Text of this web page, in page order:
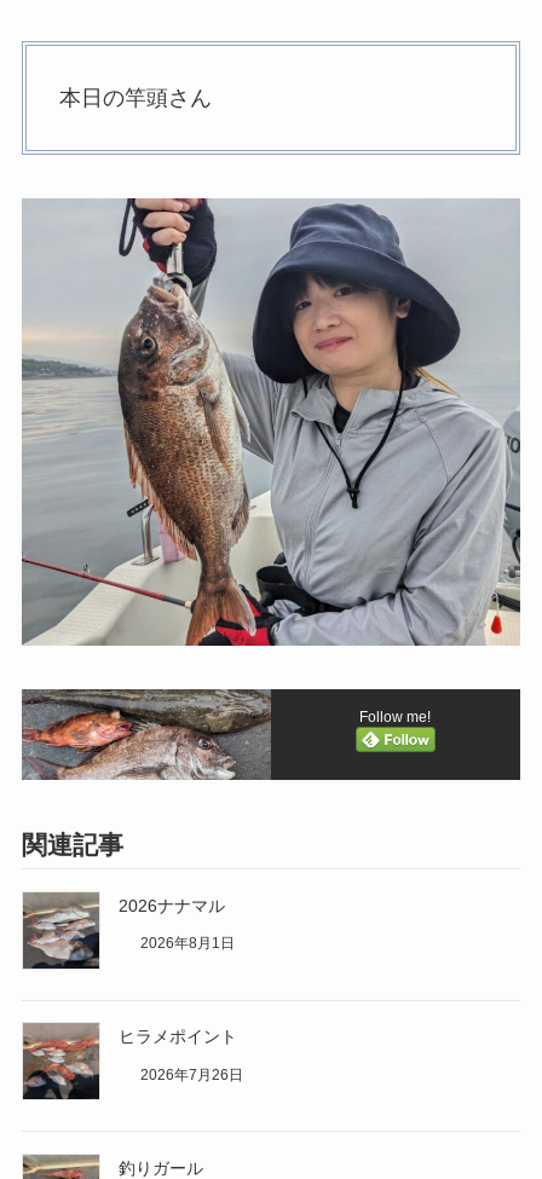
本日の竿頭さん
Follow me!
関連記事
2026ナナマル
2026年8月1日
ヒラメポイント
2026年7月26日
釣りガール